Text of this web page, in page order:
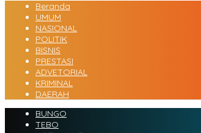
Beranda
UMUM
NASIONAL
POLITIK
BISNIS
PRESTASI
ADVETORIAL
KRIMINAL
DAERAH
BUNGO
TEBO